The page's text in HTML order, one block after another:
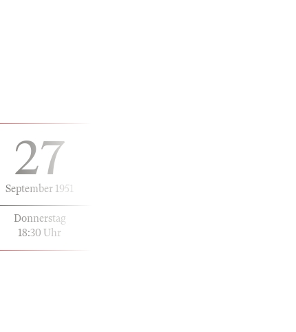
27
September 1951
Donnerstag
18:30 Uhr